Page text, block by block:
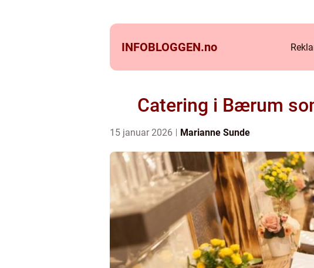
INFOBLOGGEN.no
Catering i Bærum
15 januar 2026 Marianne Sunde